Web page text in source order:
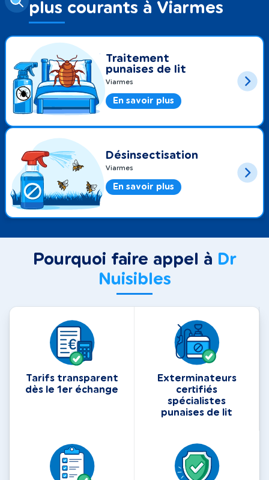
plus courants à Viarmes
Traitement
punaises de lit
Viarmes
En savoir plus
Désinsectisation
Viarmes
En savoir plus
Pourquoi faire appel à Dr
Nuisibles
Tarifs transparent
dès le 1er échange
Exterminateurs
certifiés
spécialistes
punaises de lit